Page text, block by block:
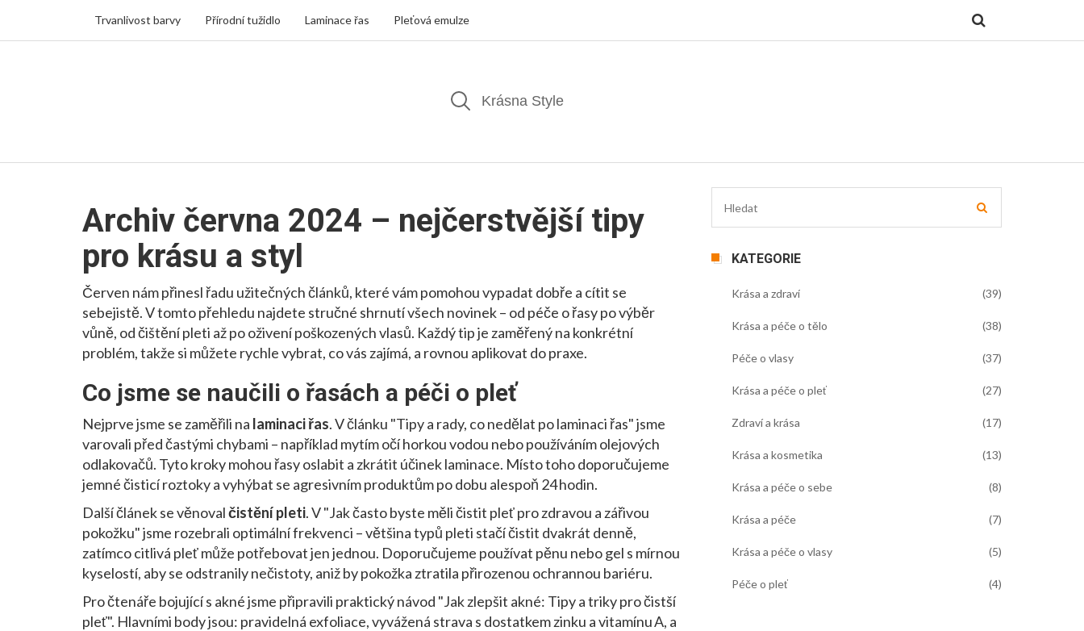
Trvanlivost barvy Přírodní tužidlo Laminace řas Pleťová emulze
Archiv června 2024 – nejčerstvější tipy
pro krásu a styl
Červen nám přinesl řadu užitečných článků, které vám pomohou vypadat dobře a cítit se
sebejistě. V tomto přehledu najdete stručné shrnutí všech novinek – od péče o řasy po výběr
vůně, od čištění pleti až po oživení poškozených vlasů. Každý tip je zaměřený na konkrétní
problém, takže si můžete rychle vybrat, co vás zajímá, a rovnou aplikovat do praxe.
Co jsme se naučili o řasách a péči o pleť
Nejprve jsme se zaměřili na laminaci řas. V článku "Tipy a rady, co nedělat po laminaci řas" jsme
varovali před častými chybami – například mytím očí horkou vodou nebo používáním olejových
odlakovačů. Tyto kroky mohou řasy oslabit a zkrátit účinek laminace. Místo toho doporučujeme
jemné čisticí roztoky a vyhýbat se agresivním produktům po dobu alespoň 24 hodin.
Další článek se věnovalčistění pleti. V "Jak často byste měli čistit pleť pro zdravou a zářivou
pokožku" jsme rozebrali optimální frekvenci – většina typů pleti stačí čistit dvakrát denně,
zatímco citlivá pleť může potřebovat jen jednou. Doporučujeme používat pěnu nebo gel s mírnou
kyselostí, aby se odstranily nečistoty, aniž by pokožka ztratila přirozenou ochrannou bariéru.
Pro čtenáře bojující s akné jsme připravili praktický návod "Jak zlepšit akné: Tipy a triky pro čistší
pleť". Hlavními body jsou: pravidelná exfoliace, vyvážená strava s dostatkem zinku a vitamínu A, a
KATEGORIE
Krása a zdraví (39)
Krása a péče o tělo (38)
Péče o vlasy (37)
Krása a péče o pleť (27)
Zdraví a krása (17)
Krása a kosmetika (13)
Krása a péče o sebe (8)
Krása a péče (7)
Krása a péče o vlasy (5)
Péče o pleť (4)